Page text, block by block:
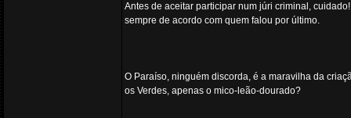
Antes de aceitar participar num júri criminal,
sempre de acordo com quem falou por último.
O Paraíso, ninguém discorda, é a maravilha da
os Verdes, apenas o mico-leão-dourado?